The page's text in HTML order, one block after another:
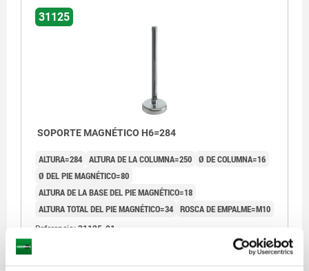
31125
SOPORTE MAGNÉTICO H6=284
ALTURA=284 ALTURA DE LA COLUMNA=250 Ø DE COLUMNA=16
Ø DEL PIE MAGNÉTICO=80
ALTURA DE LA BASE DEL PIE MAGNÉTICO=18
ALTURA TOTAL DEL PIE MAGNÉTICO=34 ROSCA DE EMPALME=M10
Referencia: 31125-01
$1,620.89